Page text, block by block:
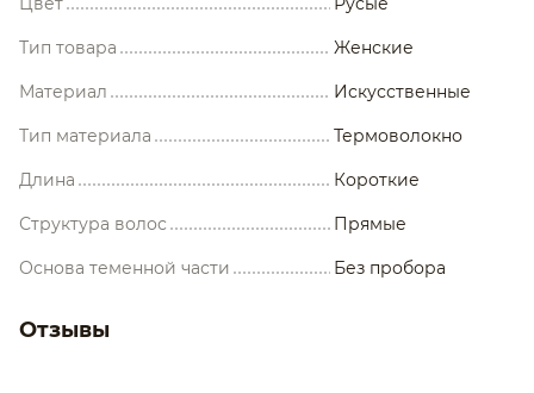
Тип товара Женские
Материал Искусственные
Тип материала Термоволокно
Длина Короткие
Структура волос Прямые
Основа теменной части Без пробора
Отзывы